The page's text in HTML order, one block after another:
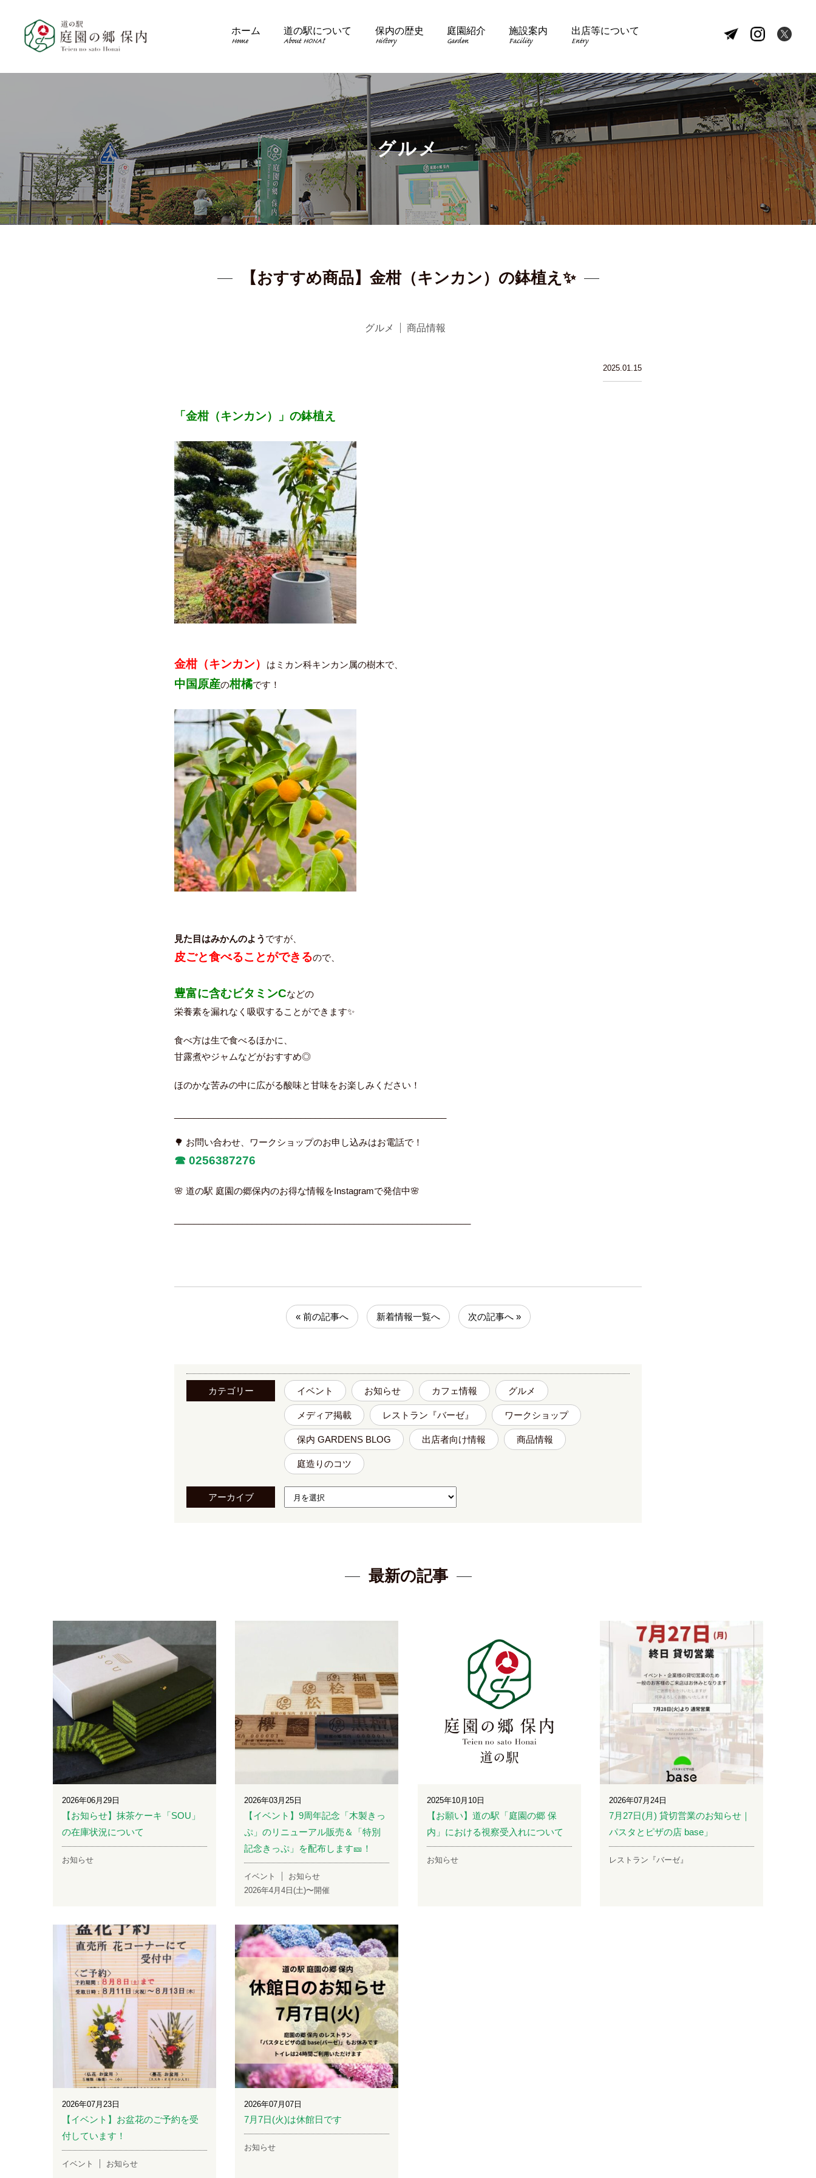
ホーム
Home
道の駅について
About HONAI
保内の歴史
History
庭園紹介
Garden
施設案内
Facility
出店等について
Entry
グルメ
【おすすめ商品】金柑（キンカン）の鉢植え✨
グルメ 商品情報
2025.01.15
「金柑（キンカン）」の鉢植え
金柑（キンカン） はミカン科キンカン属の樹木で、
中国原産の柑橘です！
見た目はみかんのよう ですが、
皮ごと食べることができるので、
豊富に含むビタミンCなどの
栄養素を漏れなく吸収することができます✨
食べ方は生で食べるほかに、
甘露煮やジャムなどがおすすめ◎
ほのかな苦みの中に広がる酸味と甘味をお楽しみください！
🌳 お問い合わせ、ワークショップのお申し込みはお電話で！
☎︎ 0256387276
🌸 道の駅 庭園の郷保内のお得な情報をInstagramで発信中🌸
« 前の記事へ 新着情報一覧へ 次の記事へ »
カテゴリー イベント お知らせ カフェ情報 グルメ
メディア掲載 レストラン『バーゼ』 ワークショップ
保内 GARDENS BLOG 出店者向け情報 商品情報
庭造りのコツ
アーカイブ
最新の記事
2026年06月29日
【お知らせ】抹茶ケーキ「SOU」
の在庫状況について
お知らせ
2026年03月25日
【イベント】9周年記念「木製きっ
ぷ」のリニューアル販売＆「特別
記念きっぷ」を配布します🎫！
イベント
お知らせ
2026年4月4日(土)〜開催
2025年10月10日
【お願い】道の駅「庭園の郷 保
内」における視察受入れについて
お知らせ
2026年07月24日
7月27日(月) 貸切営業のお知らせ｜
パスタとピザの店 base」
レストラン『バーゼ』
2026年07月23日
【イベント】お盆花のご予約を受
付しています！
イベント お知らせ
2026年07月07日
7月7日(火)は休館日です
お知らせ